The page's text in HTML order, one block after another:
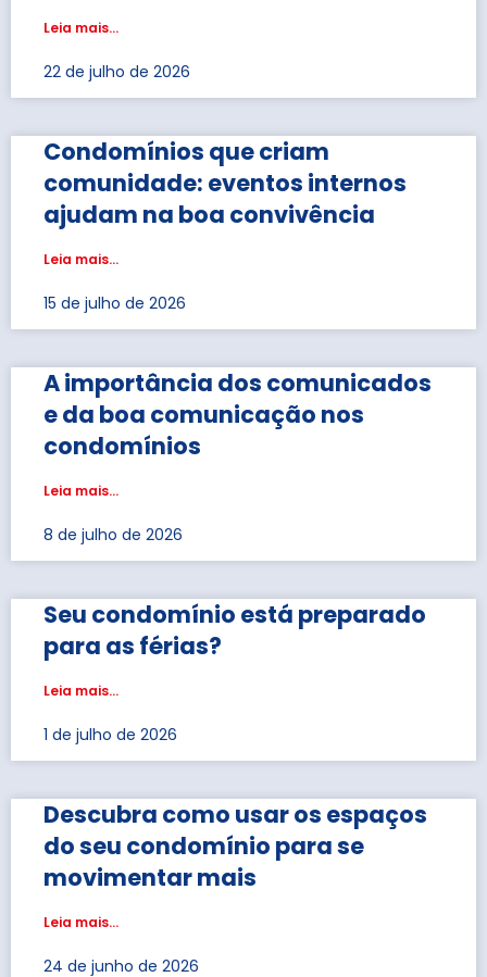
Leia mais...
22 de julho de 2026
Condomínios que criam
comunidade: eventos internos
ajudam na boa convivência
Leia mais...
15 de julho de 2026
A importância dos comunicados
e da boa comunicação nos
condomínios
Leia mais...
8 de julho de 2026
Seu condomínio está preparado
para as férias?
Leia mais...
1 de julho de 2026
Descubra como usar os espaços
do seu condomínio para se
movimentar mais
Leia mais...
24 de junho de 2026